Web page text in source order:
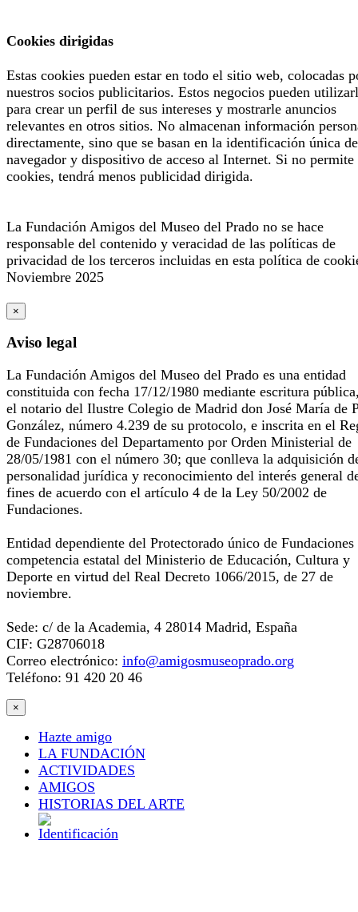
Cookies dirigidas
Estas cookies pueden estar en todo el sitio web, colocadas
nuestros socios publicitarios. Estos negocios pueden
para crear un perfil de sus intereses y mostrarle anuncios
relevantes en otros sitios. No almacenan información
directamente, sino que se basan en la identificación única
navegador y dispositivo de acceso al Internet. Si no permite
cookies, tendrá menos publicidad dirigida.
La Fundación Amigos del Museo del Prado no se hace
responsable del contenido y veracidad de las políticas de
privacidad de los terceros incluidas en esta política de
Noviembre 2025
×
Aviso legal
La Fundación Amigos del Museo del Prado es una entidad
constituida con fecha 17/12/1980 mediante escritura
el notario del Ilustre Colegio de Madrid don José María de
González, número 4.239 de su protocolo, e inscrita en el
de Fundaciones del Departamento por Orden Ministerial de
28/05/1981 con el número 30; que conlleva la adquisición
personalidad jurídica y reconocimiento del interés general
fines de acuerdo con el artículo 4 de la Ley 50/2002 de
Fundaciones.
Entidad dependiente del Protectorado único de Fundaciones
competencia estatal del Ministerio de Educación, Cultura y
Deporte en virtud del Real Decreto 1066/2015, de 27 de
noviembre.
Sede: c/ de la Academia, 4 28014 Madrid, España
CIF: G28706018
Correo electrónico: info@amigosmuseoprado.org
Teléfono: 91 420 20 46
×
Hazte amigo
LA FUNDACIÓN
ACTIVIDADES
AMIGOS
HISTORIAS DEL ARTE